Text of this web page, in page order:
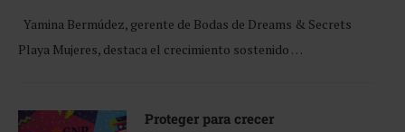
Yamina Bermúdez, gerente de Bodas de Dreams & Secrets
Playa Mujeres, destaca el crecimiento sostenido …
Proteger para crecer